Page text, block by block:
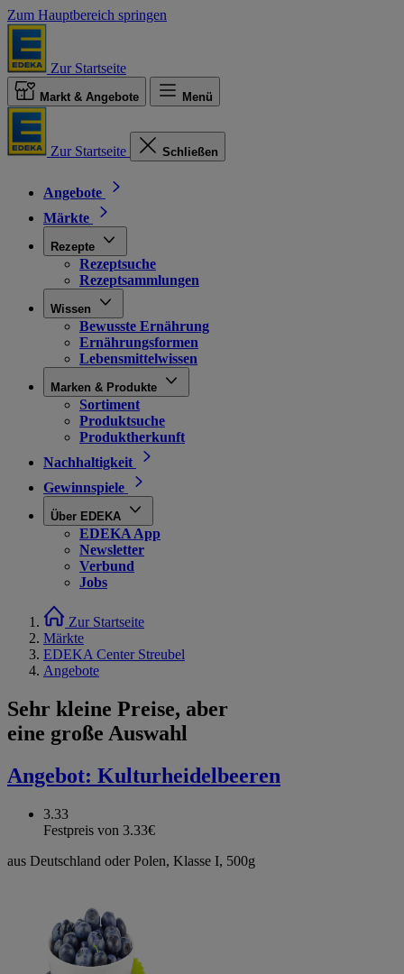
Zum Hauptbereich springen
Zur Startseite
Markt & Angebote Menü
Zur Startseite Schließen
Angebote
Märkte
Rezepte
Rezeptsuche
Rezeptsammlungen
Wissen
Bewusste Ernährung
Ernährungsformen
Lebensmittelwissen
Marken & Produkte
Sortiment
Produktsuche
Produktherkunft
Nachhaltigkeit
Gewinnspiele
Über EDEKA
EDEKA App
Newsletter
Verbund
Jobs
Zur Startseite
Märkte
EDEKA Center Streubel
Angebote
Sehr kleine Preise, aber
eine große Auswahl
Angebot: Kulturheidelbeeren
3.33
Festpreis von 3.33€
aus Deutschland oder Polen, Klasse I, 500g